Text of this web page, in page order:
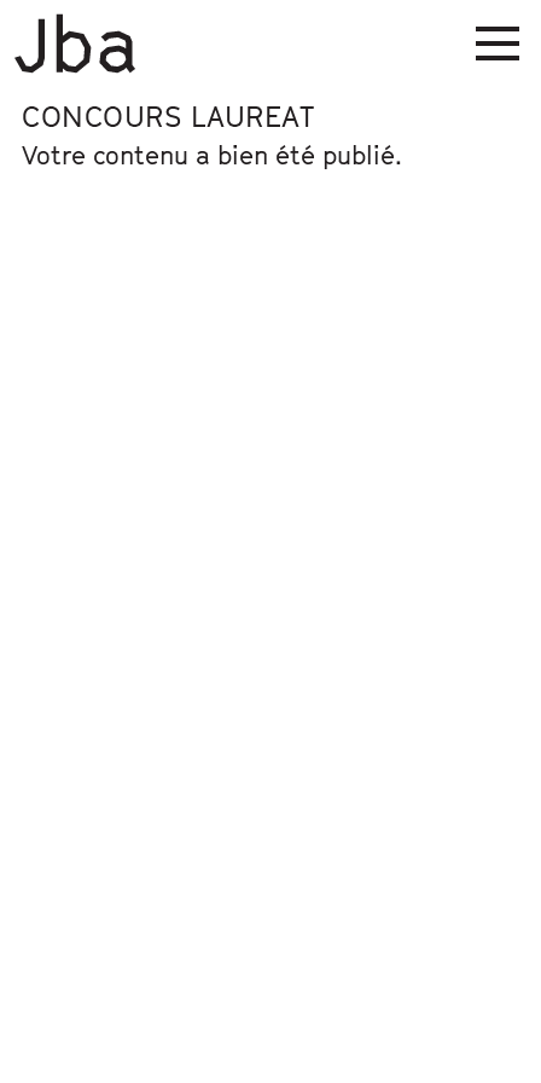
CONCOURS LAUREAT
Votre contenu a bien été publié.